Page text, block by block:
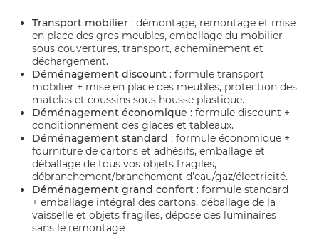
Transport mobilier : démontage, remontage et mise
en place des gros meubles, emballage du mobilier
sous couvertures, transport, acheminement et
déchargement.
Déménagement discount : formule transport
mobilier + mise en place des meubles, protection des
matelas et coussins sous housse plastique.
Déménagement économique : formule discount +
conditionnement des glaces et tableaux.
Déménagement standard : formule économique +
fourniture de cartons et adhésifs, emballage et
déballage de tous vos objets fragiles,
débranchement/branchement d'eau/gaz/électricité.
Déménagement grand confort : formule standard
+ emballage intégral des cartons, déballage de la
vaisselle et objets fragiles, dépose des luminaires
sans le remontage